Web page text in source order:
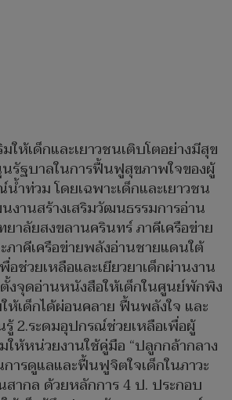
มให้เด็กและเยาวชนเติบโตอย่างมีสุข
รัฐบาลในการฟื้นฟูสุขภาพใจของผู้
ำท่วม โดยเฉพาะเด็กและเยาวชน
านสร้างเสริมวัฒนธรรมการอ่าน
าลัยสงขลานครินทร์ ภาคีเครือข่าย
ภาคีเครือข่ายพลังอ่านชายแดนใต้
ช่วยเหลือและเยียวยาเด็กผ่านงาน
งจุดอ่านหนังสือให้เด็กในศูนย์พักพิง
เด็กได้ผ่อนคลาย ฟื้นพลังใจ และ
รู้ 2.ระดมอุปกรณ์ช่วยเหลือเพื่อผู้
ให้หน่วยงานใช้คู่มือ “ปลูกกล้ากลาง
ารดูแลและฟื้นฟูจิตใจเด็กในภาวะ
ากล ด้วยหลักการ 4 ป. ประกอบ